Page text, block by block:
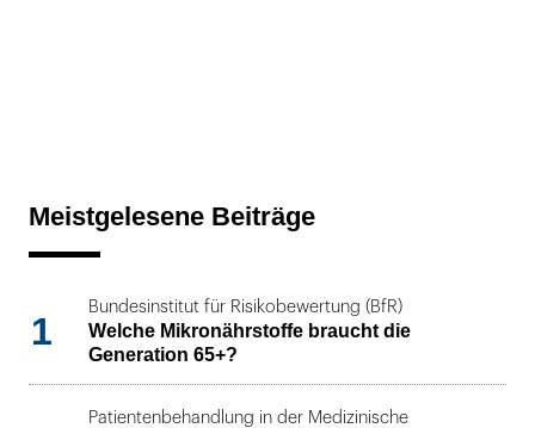
Meistgelesene Beiträge
1
Bundesinstitut für Risikobewertung (BfR)
Welche Mikronährstoffe braucht die
Generation 65+?
Patientenbehandlung in der Medizinische